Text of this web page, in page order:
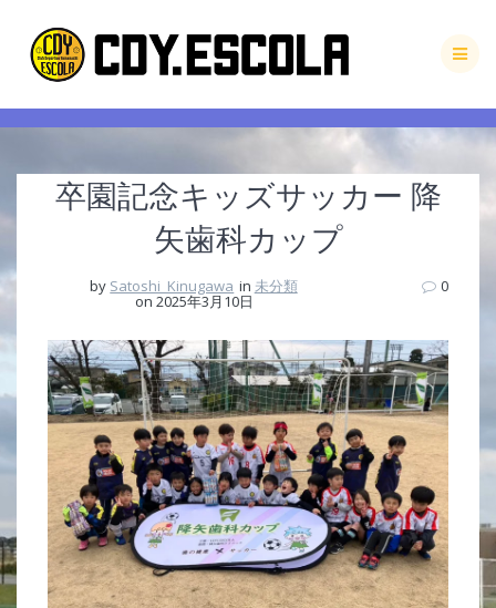
to
content
卒園記念キッズサッカー 降
矢歯科カップ
by Satoshi_Kinugawa in 未分類
on 2025年3月10日
0